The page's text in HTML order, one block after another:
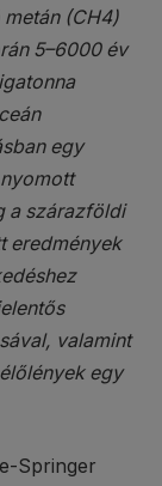
(CH4)
5–6000 év
egy
a szárazföldi
eredmények
valamint
egy
Springer